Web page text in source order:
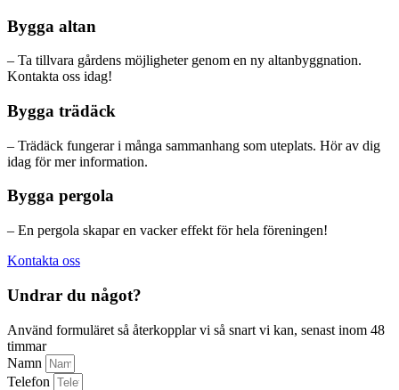
Bygga altan
– Ta tillvara gårdens möjligheter genom en ny altanbyggnation.
Kontakta oss idag!
Bygga trädäck
– Trädäck fungerar i många sammanhang som uteplats. Hör av dig
idag för mer information.
Bygga pergola
– En pergola skapar en vacker effekt för hela föreningen!
Kontakta oss
Undrar du något?
Använd formuläret så återkopplar vi så snart vi kan, senast inom 48
timmar
Namn
Telefon